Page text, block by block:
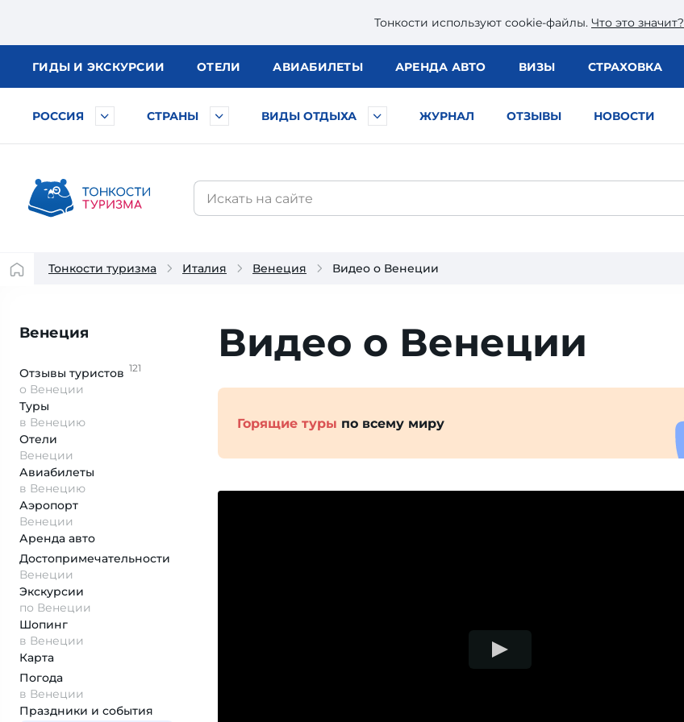
Тонкости используют сookie-файлы. Что это значит?
ГИДЫ И ЭКСКУРСИИ ОТЕЛИ АВИАБИЛЕТЫ АРЕНДА АВТО ВИЗЫ СТРАХОВКА
РОССИЯ СТРАНЫ ВИДЫ ОТДЫХА ЖУРНАЛ ОТЗЫВЫ НОВОСТИ
Тонкости туризма Италия Венеция Видео о Венеции
Венеция
Отзывы туристов 121
о Венеции
Туры
в Венецию
Отели
Венеции
Авиабилеты
в Венецию
Аэропорт
Венеции
Аренда авто
Достопримеча­тельности
Венеции
Экскурсии
по Венеции
Шопинг
в Венеции
Карта
Погода
в Венеции
Праздники и события
Видео о Венеции
Горящие туры по всему миру